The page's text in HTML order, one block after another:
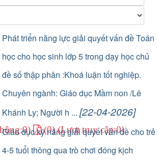
Phát triển năng lực giải quyết vấn đề Toán
học cho học sinh lớp 5 trong dạy học chủ
đề số thập phân :Khoá luận tốt nghiệp.
Chuyên ngành: Giáo dục Mầm non /Lê
Khánh Ly; Người h ... [22-04-2026]
(0) (Lượt truy cập:0)
Giáo dục kỹ năng giải quyết vấn đề cho trẻ
4-5 tuổi thông qua trò chơi đóng kịch